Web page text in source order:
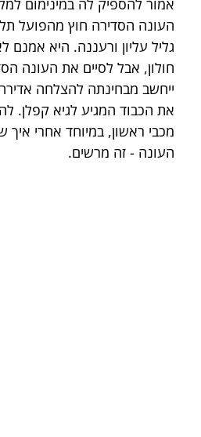
אמור להספיק לה במינימום
העונה הסדירה חוץ מהפועל
גליל עליון ורעננה. היא אמנם
חולון, אבל לסיים את העונה
ייחשב מבחינתה להצלחה
את הכבוד המגיע לגיא קפלן.
מכבי ראשון, במיוחד אחרי
העונה - זה מרשים.